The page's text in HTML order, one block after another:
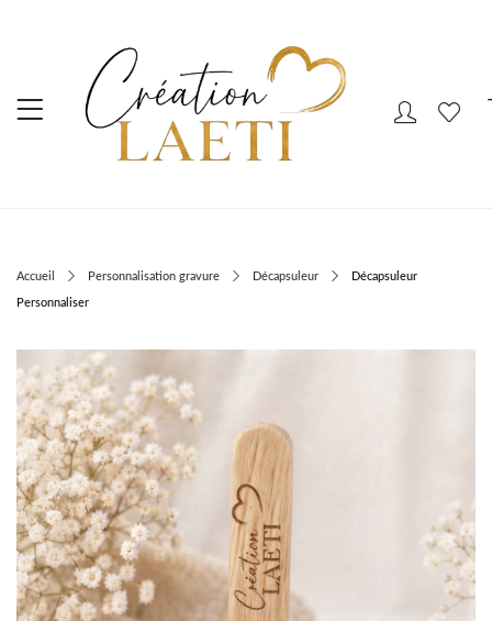
Accueil Personnalisation gravure Décapsuleur Décapsuleur
Personnaliser